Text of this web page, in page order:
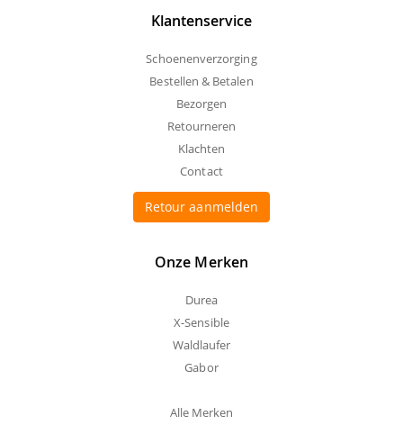
Klantenservice
Schoenenverzorging
Bestellen & Betalen
Bezorgen
Retourneren
Klachten
Contact
Retour aanmelden
Onze Merken
Durea
X-Sensible
Waldlaufer
Gabor
Alle Merken